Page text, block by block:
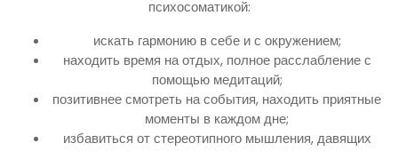
психосоматикой:
искать гармонию в себе и с окружением;
находить время на отдых, полное расслабление с
помощью медитаций;
позитивнее смотреть на события, находить приятные
моменты в каждом дне;
избавиться от стереотипного мышления, давящих